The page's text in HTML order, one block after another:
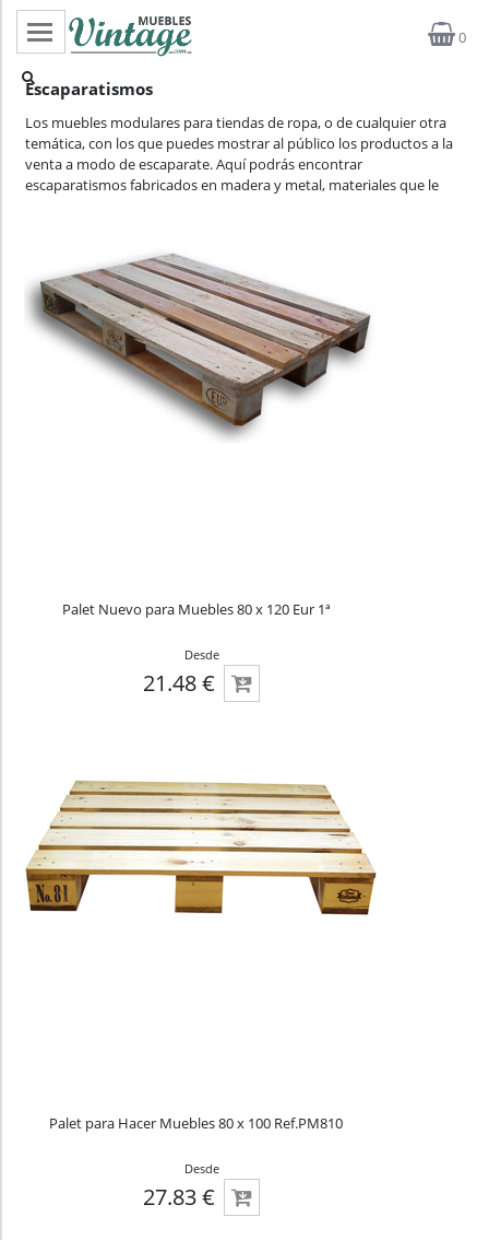
0
Top ventas
Outlet
Estilos
Proyectos
Profesionales
Escaparatismos
Los muebles modulares para tiendas de ropa, o de cualquier otra
temática, con los que puedes mostrar al público los productos a la
venta a modo de escaparate. Aquí podrás encontrar
escaparatismos fabricados en madera y metal, materiales que le
productos, además de ser muy fáciles de transportar y reubicar
dentro de la tienda. Los muebles expositores pueden tener ofertas
puntuales de hasta el -64% de descuento y se venden en todo el
territorio español.
Palet Nuevo para Muebles 80 x 120 Eur 1ª
Desde
21.48 €
Palet para Hacer Muebles 80 x 100 Ref.PM810
Desde
27.83 €